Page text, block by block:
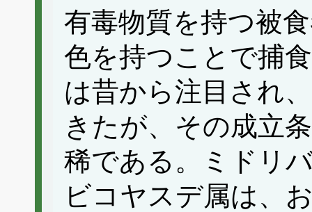
有毒物質を持つ被
色を持つことで捕
は昔から注目され
きたが、その成立
稀である。ミドリ
ビコヤスデ属は、